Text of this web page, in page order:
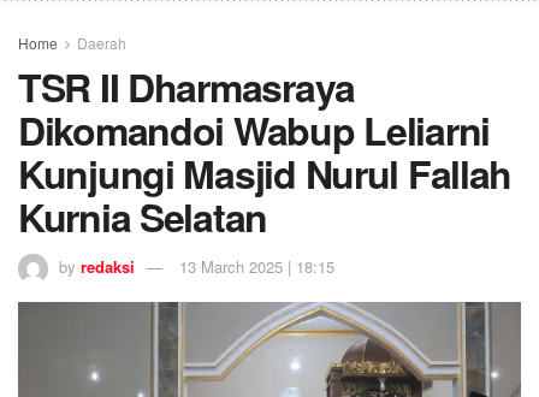
Home Daerah
TSR II Dharmasraya
Dikomandoi Wabup Leliarni
Kunjungi Masjid Nurul Fallah
Kurnia Selatan
by redaksi 13 March 2025 | 18:15